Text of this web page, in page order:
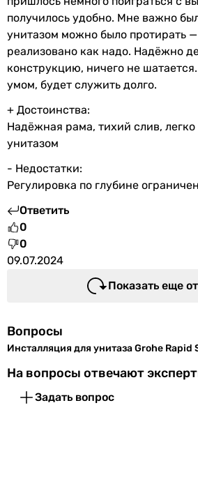
получилось удобно. Мне важно
унитазом можно было протирать —
реализовано как надо. Надёжно
конструкцию, ничего не
умом, будет служить долго.
+ Достоинства:
Надёжная рама, тихий слив, легко
унитазом
- Недостатки:
Регулировка по глубине
Ответить
0
0
09.07.2024
Показать еще
Вопросы
Инсталляция для унитаза Grohe Rapid
На вопросы отвечают
Задать вопрос